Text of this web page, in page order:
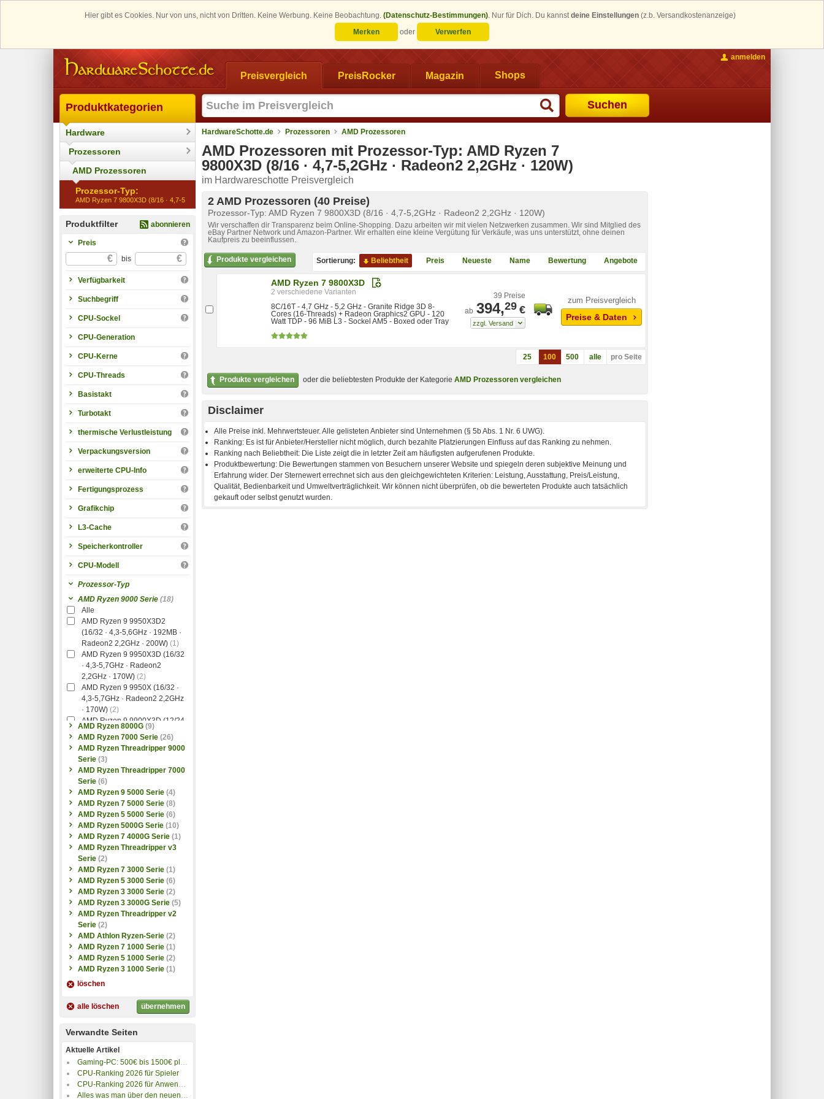
Hier gibt es Cookies. Nur von uns, nicht von Dritten. Keine Werbung. Keine Beobachtung. (Datenschutz-Bestimmungen). Nur für Dich. Du kannstdeine Einstellungen (z.b. Versandkostenanzeige)
Merken
oder Verwerfen
Preisvergleich PreisRocker Magazin Shops
Suchen
anmelden
Produktkategorien
Hardware
Prozessoren
AMD Prozessoren
Prozessor-Typ:
AMD Ryzen 7 9800X3D (8/16 · 4,7-5,2GHz · Radeon2 2,2GHz · 120W)
abonnieren
Produktfilter
Preis
€ bis €
Verfügbarkeit
Suchbegriff
CPU-Sockel
CPU-Generation
CPU-Kerne
CPU-Threads
Basistakt
Turbotakt
thermische Verlustleistung
Verpackungsversion
erweiterte CPU-Info
Fertigungsprozess
Grafikchip
L3-Cache
Speicherkontroller
CPU-Modell
Prozessor-Typ
AMD Ryzen 9000 Serie (18)
Alle
AMD Ryzen 9 9950X3D2
(16/32 · 4,3-5,6GHz · 192MB ·
Radeon2 2,2GHz · 200W) (1)
AMD Ryzen 9 9950X3D (16/32
· 4,3-5,7GHz · Radeon2
2,2GHz · 170W) (2)
AMD Ryzen 9 9950X (16/32 ·
4,3-5,7GHz · Radeon2 2,2GHz
· 170W) (2)
AMD Ryzen 9 9900X3D (12/24
· 4,4-5,5GHz · Radeon2
2,2GHz · 120W)
(1)
AMD Ryzen 9 9900X (12/24 ·
4,4-5,6GHz · Radeon2 2,2GHz
· 120W) (2)
AMD Ryzen 7 9850X3D (8/16 ·
4,7-5,6GHz · Radeon2 2,2GHz
· 120W) (2)
AMD Ryzen 7 9800X3D (8/16 ·
4,7-5,2GHz · Radeon2 2,2GHz
· 120W) (2)
AMD Ryzen 7 9700X (8/16 ·
3,8-5,5GHz · Radeon2 2,2GHz
· 65W) (2)
AMD Ryzen 5 9600X (6/12 ·
3,9-5,4GHz · Radeon2 2,2GHz
· 65W) (2)
AMD Ryzen 5 9600 (6/12 · 3,8-
5,2GHz · Radeon2 2,2GHz ·
65W) (1)
AMD Ryzen 5 9500F (6/12 ·
3,8-5,0GHz · 32MB · 65W) (1)
AMD Ryzen 8000G (9)
AMD Ryzen 7000 Serie (26)
AMD Ryzen Threadripper 9000
Serie (3)
AMD Ryzen Threadripper 7000
Serie (6)
AMD Ryzen 9 5000 Serie (4)
AMD Ryzen 7 5000 Serie (8)
AMD Ryzen 5 5000 Serie (6)
AMD Ryzen 5000G Serie (10)
AMD Ryzen 7 4000G Serie (1)
AMD Ryzen Threadripper v3
Serie (2)
AMD Ryzen 7 3000 Serie (1)
AMD Ryzen 5 3000 Serie (6)
AMD Ryzen 3 3000 Serie (2)
AMD Ryzen 3 3000G Serie (5)
AMD Ryzen Threadripper v2
Serie (2)
AMD Athlon Ryzen-Serie (2)
AMD Ryzen 7 1000 Serie (1)
AMD Ryzen 5 1000 Serie (2)
AMD Ryzen 3 1000 Serie (1)
löschen
alle löschen übernehmen
Verwandte Seiten
Aktuelle Artikel
Gaming-PC: 500€ bis 1500€ plus 4K-Gaming PC
CPU-Ranking 2026 für Spieler
CPU-Ranking 2026 für Anwendungen
Alles was man über den neuen AM5-Sockel wissen muss
HardwareSchotte.de Prozessoren AMD Prozessoren
AMD Prozessoren mit Prozessor-Typ: AMD Ryzen 7
9800X3D (8/16 · 4,7-5,2GHz · Radeon2 2,2GHz · 120W)
im Hardwareschotte Preisvergleich
2 AMD Prozessoren (40 Preise)
Prozessor-Typ: AMD Ryzen 7 9800X3D (8/16 · 4,7-5,2GHz · Radeon2 2,2GHz · 120W)
Wir verschaffen dir Transparenz beim Online-Shopping. Dazu arbeiten wir mit vielen Netzwerken zusammen. Wir sind Mitglied des
eBay Partner Network und Amazon-Partner. Wir erhalten eine kleine Vergütung für Verkäufe, was uns unterstützt, ohne deinen
Kaufpreis zu beeinflussen.
Produkte vergleichen Sortierung: Beliebtheit Preis Neueste Name Bewertung Angebote
25 100 500 alle pro Seite
Produkte vergleichen oder die beliebtesten Produkte der KategorieAMD Prozessoren vergleichen
AMD Ryzen 7 9800X3D
2
8C/16T - 4,7 GHz - 5,2 GHz - Granite Ridge 3D 8-
Cores (16-Threads) + Radeon Graphics2 GPU - 120
Watt TDP - 96 MiB L3 - Sockel AM5 - Boxed oder Tray
39 Preise
ab 394,29 €
zum Preisvergleich
Preise & Daten
Disclaimer